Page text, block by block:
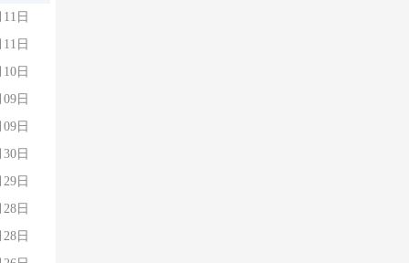
11日
11日
10日
09日
09日
日
日
日
日